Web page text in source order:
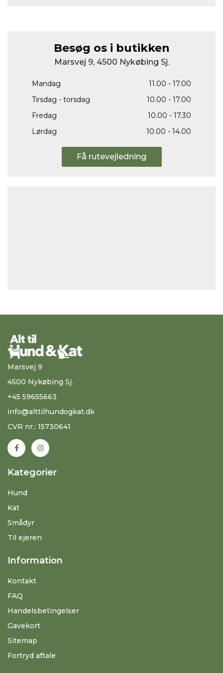
Besøg os i butikken
Marsvej 9, 4500 Nykøbing Sj.
Mandag
11.00 - 17.00
Tirsdag - torsdag
10.00 - 17.00
Fredag
10.00 - 17.30
Lørdag
10.00 - 14.00
Få rutevejledning
Marsvej 9
4500 Nykøbing Sj.
+45 59655663
info@alttilhundogkat.dk
CVR nr.: 15730641
Kategorier
Hund
Kat
Smådyr
Til ejeren
Information
Kontakt
FAQ
Handelsbetingelser
Gavekort
Sitemap
Fortryd aftale